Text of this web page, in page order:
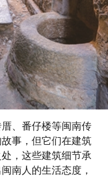
、番仔楼等闽南传
事，但它们在建筑
，这些建筑细节承
南人的生活态度，